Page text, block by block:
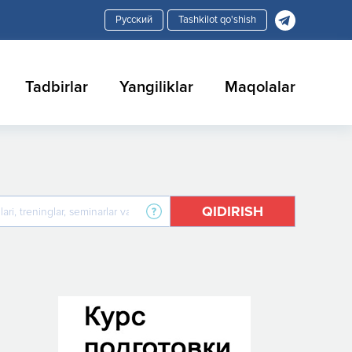
Tashkilot qo'shish
Tadbirlar Yangiliklar Maqolalar
QIDIRISH